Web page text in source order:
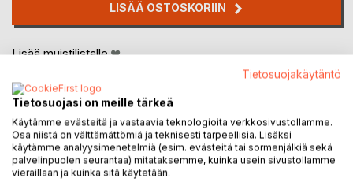
LISÄÄ OSTOSKORIIN
Lisää muistilistalle
Tietosuojakäytäntö
Tietosuojasi on meille tärkeä
Käytämme evästeitä ja vastaavia teknologioita verkkosivustollamme.
Osa niistä on välttämättömiä ja teknisesti tarpeellisia. Lisäksi
käytämme analyysimenetelmiä (esim. evästeitä tai sormenjälkiä sekä
palvelinpuolen seurantaa) mitataksemme, kuinka usein sivustollamme
vieraillaan ja kuinka sitä käytetään.